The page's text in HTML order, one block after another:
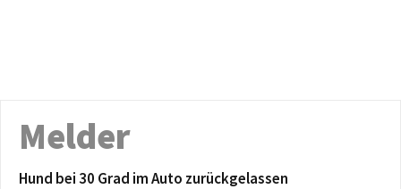
Melder
Hund bei 30 Grad im Auto zurückgelassen